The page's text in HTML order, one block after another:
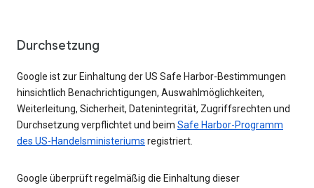
Durchsetzung
Google ist zur Einhaltung der US Safe Harbor-Bestimmungen
hinsichtlich Benachrichtigungen, Auswahlmöglichkeiten,
Weiterleitung, Sicherheit, Datenintegrität, Zugriffsrechten und
Durchsetzung verpflichtet und beim Safe Harbor-Programm
des US-Handelsministeriums registriert.
Google überprüft regelmäßig die Einhaltung dieser